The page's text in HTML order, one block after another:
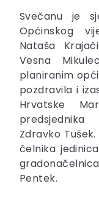
Svečanu je
Općinskog
Nataša
Vesna
planiranim
pozdravila i
Hrvatske
Zdravko
čelnika
Pentek.